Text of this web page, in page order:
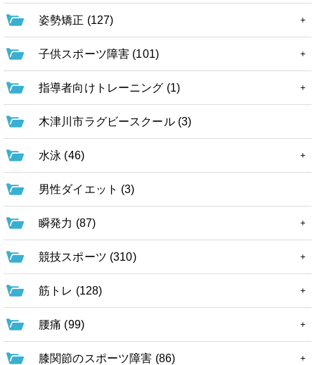
姿勢矯正 (127)
子供スポーツ障害 (101)
指導者向けトレーニング (1)
木津川市ラグビースクール (3)
水泳 (46)
男性ダイエット (3)
瞬発力 (87)
競技スポーツ (310)
筋トレ (128)
腰痛 (99)
膝関節のスポーツ障害 (86)